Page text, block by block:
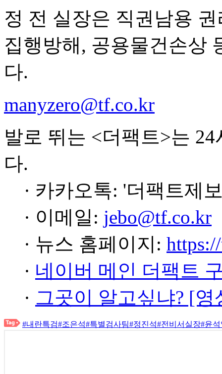
정 전 실장은 직권남용
집행방해, 공용물건손상
다.
manyzero@tf.co.kr
발로 뛰는 <더팩트>는
다.
· 카카오톡: '더팩트제
· 이메일: jebo@tf.co.kr
· 뉴스 홈페이지:
· 네이버 메인 더팩트
· 그곳이 알고싶냐? [
#내란특검#조은석#특별검사팀#정진석#전비서실장#윤